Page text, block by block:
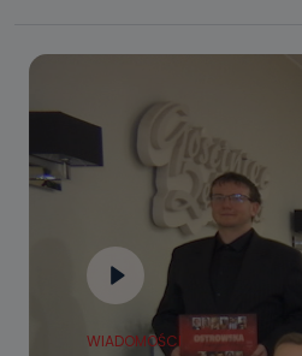
WIADOMOŚCI